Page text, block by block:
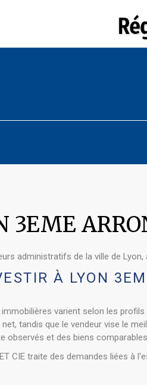
administratifs de la ville de
À LYON
immobilières varient selon les
tandis que le vendeur vise le
observés et des biens
ET CIE traite des demandes